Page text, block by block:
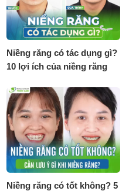
Niềng răng có tác dụng gì?
10 lợi ích của niềng răng
Niềng răng có tốt không? 5